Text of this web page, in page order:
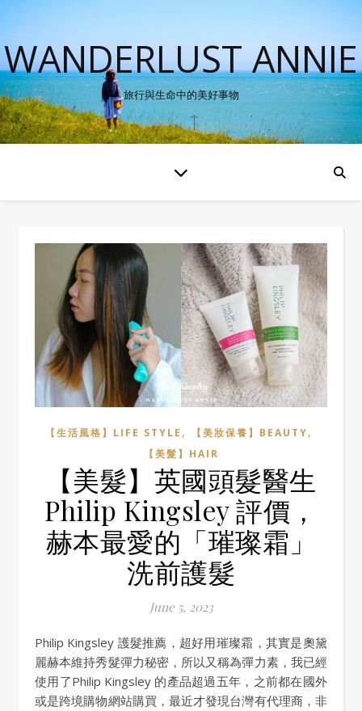
WANDERLUST ANNIE
旅行與生命中的美好事物
【生活風格】LIFE STYLE , 【美妝保養】BEAUTY,
【美髮】HAIR
【美髮】英國頭髮醫生
Philip Kingsley 評價，
赫本最愛的「璀璨霜」
洗前護髮
June 5, 2023
Philip Kingsley 護髮推薦，超好用璀璨霜，其實是奧黛
麗赫本維持秀髮彈力秘密，所以又稱為彈力素，我已經
使用了Philip Kingsley 的產品超過五年，之前都在國外
或是跨境購物網站購買，最近才發現台灣有代理商，非